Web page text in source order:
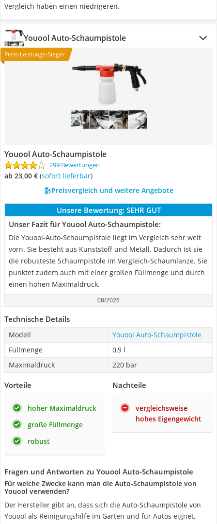
Vergleich haben einen niedrigeren.
Youool Auto-Schaumpistole
Preis-Leistungs-Sieger
Youool Auto-Schaumpistole
299 Bewertungen
ab 23,00 € ( Sofort lieferbar)
Preisvergleich und weitere Angebote
Unsere Bewertung: SEHR GUT
Unser Fazit für Youool Auto-Schaumpistole:
Die Youool-Auto-Schaumpistole liegt im Vergleich sehr weit
vorn. Sie besteht aus Kunststoff und Metall. Dadurch ist sie
die robusteste Schaumpistole im Vergleich-Schaumlanze. Sie
punktet zudem auch mit einer großen Füllmenge und durch
einen hohen Maximaldruck.
08/2026
Technische Details
Modell
Youool Auto-Schaumpistole
Füllmenge
0,9 l
Maximaldruck
220 bar
Vorteile
hoher Maximaldruck
große Füllmenge
robust
Nachteile
vergleichsweise
hohes Eigengewicht
Fragen und Antworten zu Youool Auto-Schaumpistole
Für welche Zwecke kann man die Auto-Schaumpistole von
Youool verwenden?
Der Hersteller gibt an, dass sich die Auto-Schaumpistole von
Youool als Reinigungshilfe im Garten und für Autos eignet.